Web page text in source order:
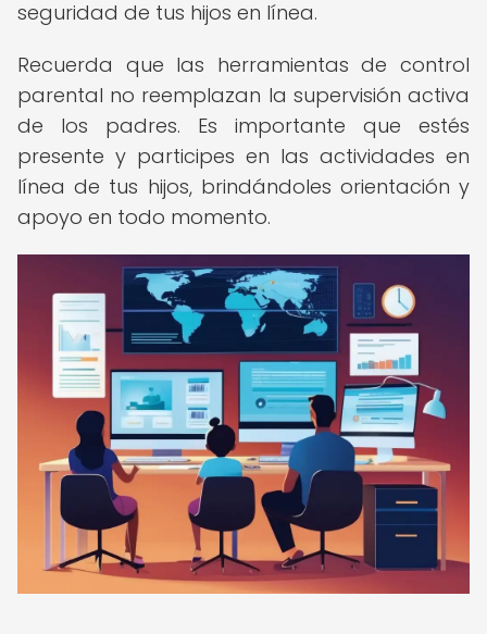
seguridad de tus hijos en línea.
Recuerda que las herramientas de control
parental no reemplazan la supervisión activa
de los padres. Es importante que estés
presente y participes en las actividades en
línea de tus hijos, brindándoles orientación y
apoyo en todo momento.